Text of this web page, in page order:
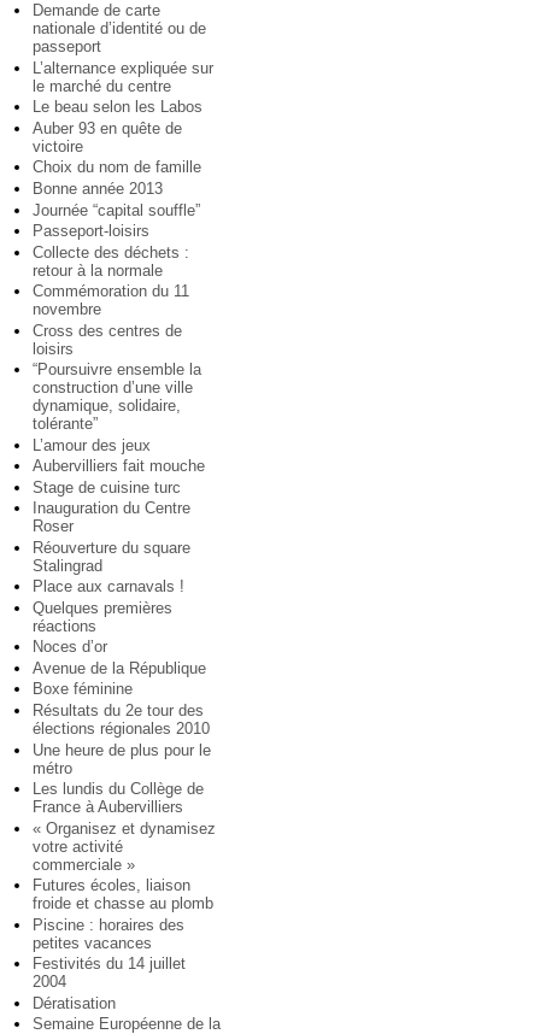
Demande de carte
nationale d’identité ou de
passeport
L’alternance expliquée sur
le marché du centre
Le beau selon les Labos
Auber 93 en quête de
victoire
Choix du nom de famille
Bonne année 2013
Journée “capital souffle”
Passeport-loisirs
Collecte des déchets :
retour à la normale
Commémoration du 11
novembre
Cross des centres de
loisirs
“Poursuivre ensemble la
construction d’une ville
dynamique, solidaire,
tolérante”
L’amour des jeux
Aubervilliers fait mouche
Stage de cuisine turc
Inauguration du Centre
Roser
Réouverture du square
Stalingrad
Place aux carnavals !
Quelques premières
réactions
Noces d’or
Avenue de la République
Boxe féminine
Résultats du 2e tour des
élections régionales 2010
Une heure de plus pour le
métro
Les lundis du Collège de
France à Aubervilliers
« Organisez et dynamisez
votre activité
commerciale »
Futures écoles, liaison
froide et chasse au plomb
Piscine : horaires des
petites vacances
Festivités du 14 juillet
2004
Dératisation
Semaine Européenne de la